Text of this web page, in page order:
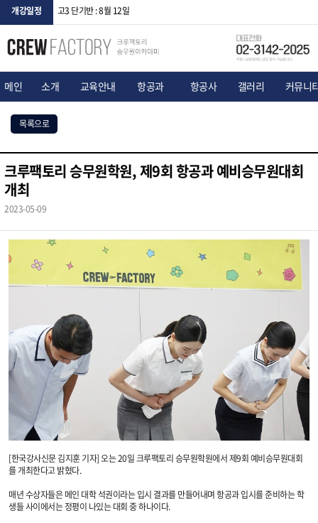
개강일정 고3 단기반 : 8월 12일
메인 소개 교육안내 항공과 항공사 갤러리 커뮤니
목록으로
크루팩토리 승무원학원, 제9회 항공과 예비승무원대회
개최
2023-05-09
[한국강사신문 김지훈 기자] 오는 20일 크루팩토리 승무원학원에서 제9회 예비승무원대회
를 개최한다고 밝혔다.
매년 수상자들은 메인 대학 석권이라는 입시 결과를 만들어내며 항공과 입시를 준비하는 학
생들 사이에서는 정평이 나있는 대회 중 하나이다.